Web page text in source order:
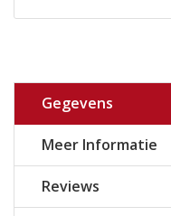
Gegevens
Meer Informatie
Reviews